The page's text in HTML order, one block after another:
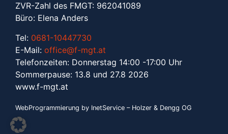
ZVR-Zahl des FMGT: 962041089
Büro: Elena Anders
Tel: 0681-10447730
E-Mail: office@f-mgt.at
Telefonzeiten: Donnerstag 14:00 -17:00 Uhr
Sommerpause: 13.8 und 27.8 2026
www.f-mgt.at
WebProgrammierung by InetService – Holzer & Dengg OG